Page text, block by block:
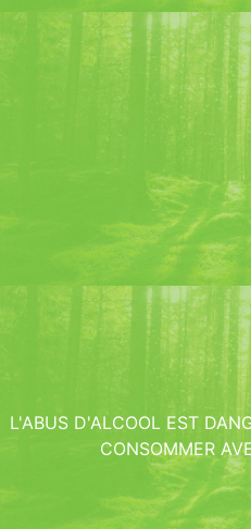
L'ABUS D'ALCOOL EST
CONSOMMER